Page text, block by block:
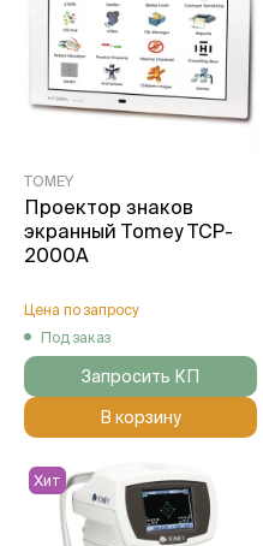
TOMEY
Проектор знаков
экранный Tomey TCP-
2000А
Цена по запросу
Под заказ
Запросить КП
В корзину
Хит